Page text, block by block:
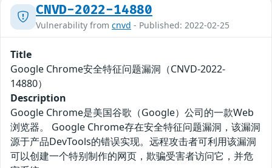
CNVD-2022-14880
Vulnerability from cnvd - Published: 2022-02-25
Title
Google Chrome安全特征问题漏洞（CNVD-2022-
14880）
Description
Google Chrome是美国谷歌（Google）公司的一款Web
浏览器。 Google Chrome存在安全特征问题漏洞，该漏洞
源于产品DevTools的错误实现。远程攻击者可利用该漏洞
可以创建一个特别制作的网页，欺骗受害者访问它，并危